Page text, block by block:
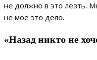
не должно в это лезть.
не мое это дело.
«Назад никто не